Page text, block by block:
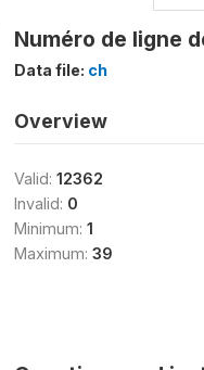
Numéro de ligne
Data file: ch
Overview
Valid: 12362
Invalid: 0
Minimum: 1
Maximum: 39